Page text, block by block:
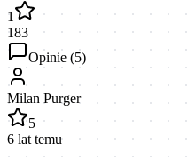
1
183
Opinie (5)
Milan Purger
5
6 lat temu